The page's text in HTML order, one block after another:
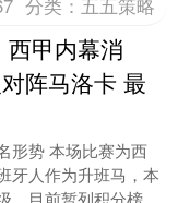
分类： 五五策略
甲内幕消
阵马洛卡 最
形势 本场比赛为西
牙人作为升班马，本